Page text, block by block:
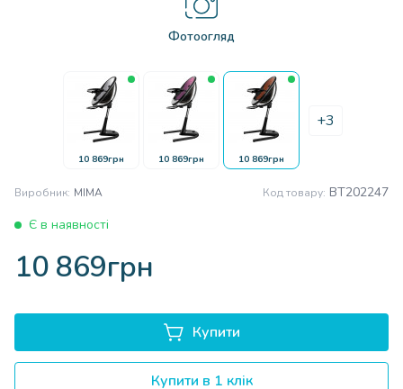
Фотоогляд
10 869грн 10 869грн 10 869грн
+3
Виробник: MIMA Код товару: BT202247
Є в наявності
10 869грн
Купити
Купити в 1 клік